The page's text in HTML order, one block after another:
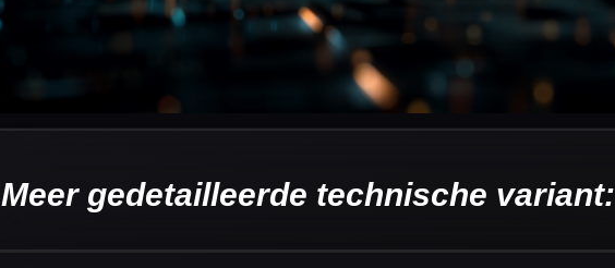
Meer gedetailleerde technische variant: